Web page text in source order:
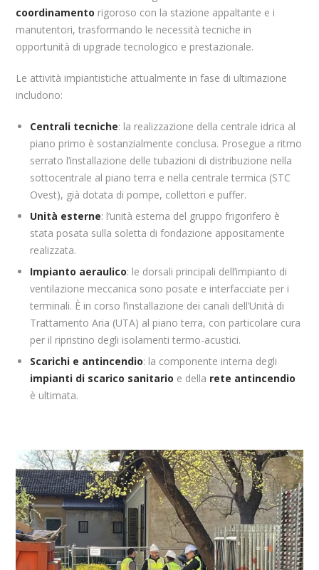
coordinamento rigoroso con la stazione appaltante e i
manutentori, trasformando le necessità tecniche in
opportunità di upgrade tecnologico e prestazionale.
Le attività impiantistiche attualmente in fase di ultimazione
includono:
Centrali tecniche: la realizzazione della centrale idrica al
piano primo è sostanzialmente conclusa. Prosegue a ritmo
serrato l’installazione delle tubazioni di distribuzione nella
sottocentrale al piano terra e nella centrale termica (STC
Ovest), già dotata di pompe, collettori e puffer.
Unità esterne: l’unità esterna del gruppo frigorifero è
stata posata sulla soletta di fondazione appositamente
realizzata.
Impianto aeraulico: le dorsali principali dell’impianto di
ventilazione meccanica sono posate e interfacciate per i
terminali. È in corso l’installazione dei canali dell’Unità di
Trattamento Aria (UTA) al piano terra, con particolare cura
per il ripristino degli isolamenti termo-acustici.
Scarichi e antincendio: la componente interna degli
impianti di scarico sanitario e della rete antincendio
è ultimata.